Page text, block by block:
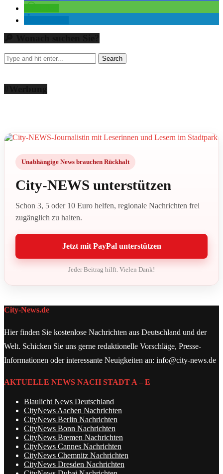
Unabhängige News brauchen Rückhalt
City-NEWS unterstützen
Schon 3, 5 oder 10 Euro helfen, regionale Nachrichten frei
zugänglich zu halten.
Jetzt mit PayPal unterstützen
Jeder Beitrag hilft. Vielen Dank!
City-News.de
Hier finden Sie kostenlose Nachrichten aus Deutschland und der
Welt. Schicken Sie uns gerne redaktionelle Vorschläge, Presse-
Informationen oder interessante Neuigkeiten an: info@city-news.de
AKTUELLE NEWS NACH STADT A – E
Blaulicht News Deutschland
CityNews Aachen Nachrichten
CityNews Berlin Nachrichten
CityNews Bonn Nachrichten
CityNews Bremen Nachrichten
CityNews Cannes Nachrichten
CityNews Chemnitz Nachrichten
CityNews Dresden Nachrichten